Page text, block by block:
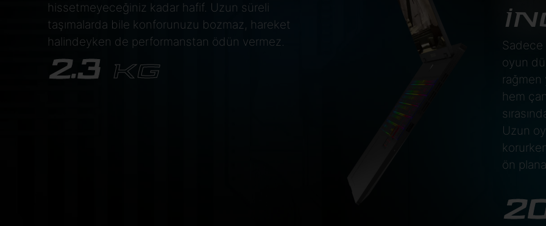
hissetmeyeceğiniz kadar hafif. Uzun süreli
taşımalarda bile konforunuzu bozmaz, hareket
halindeyken de performanstan ödün vermez.
2.3 KG
Sadece
oyun
rağmen
hem
Uzun
ön plana